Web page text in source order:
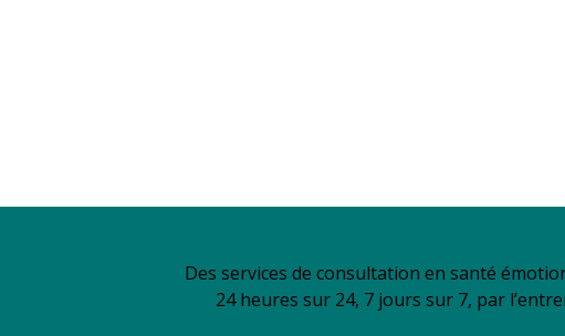
Des services de consultation en santé
24 heures sur 24, 7 jours sur 7, par